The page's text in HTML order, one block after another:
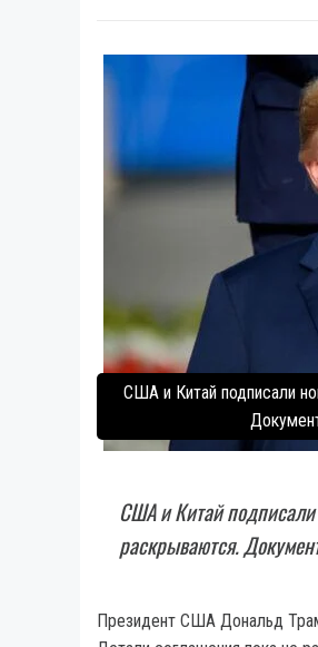
США и Китай подписали
США и Китай подписали
раскрываются.
Президент США Дональд